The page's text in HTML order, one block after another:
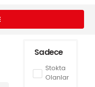
Sadece
Stokta
Olanlar